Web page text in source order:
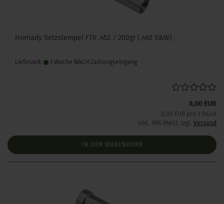
Hornady Setzstempel FTX .452 / 200gr (.460 S&W)
Lieferzeit: 1 Woche NACH Zahlungseingang
8,00 EUR
8,00 EUR pro 1 Stück
inkl. 19% MwSt. zzgl. Versand
IN DEN WARENKORB